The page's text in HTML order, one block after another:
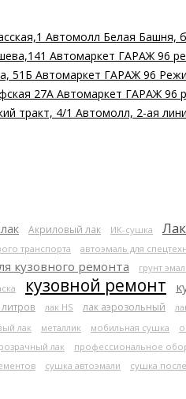
Автомолл Белая
Автомаркет ГАРАЖ 96
51Б Автомаркет ГАРАЖ 96
27А Автомаркет ГАРАЖ 96
тракт, 4/1 Автомолл, 2-ая
Акриловый лак ИК-сушка
транспорта автоэмаль для
кузовного ремонта грунт
кузовной ремонт
литров лак HS лак аэрозольный
лак металлик мобильная сушка
лак профессиональное
сушка автоэмали сушка